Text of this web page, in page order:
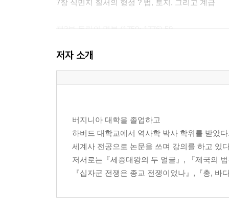
7장 식민지 질서의 형성 ? 법, 토지, 그리고 계급
제3부 독립의 명분 (1750~1776) 59
9장 저항의 언어 ? 팜플렛과 여론의 형성
10장 혁명의 선언 ? 독립선언서의 논리와 한계
12장 연방인가, 주권인가 ? 초기 정치 갈등
13장 배제된 사람들 ? 여성, 노예, 원주민의 위치
제5부 서부로 가는 나라 (1800~1860) 93
14장 영토의 확장 ? 루이지애나 매입과 국가의 성장
저자 소개
버지니아 대학을 졸업하고
하버드 대학교에서 역사학 박사 학위를 받았
세계사 전공으로 논문을 쓰며 강의를 하고 있
저서로는『세종대왕의 두 얼굴』, 『제국의
『십자군 전쟁은 종교 전쟁이었나』,『총,